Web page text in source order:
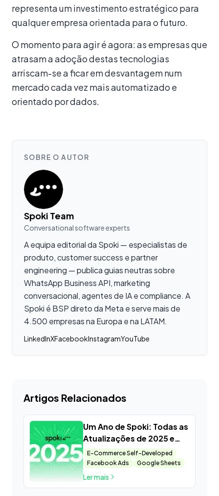
representa um investimento estratégico para
qualquer empresa orientada para o futuro.
O momento para agir é agora: as empresas que
atrasam a adoção destas tecnologias
arriscam-se a ficar em desvantagem num
mercado cada vez mais automatizado e
orientado por dados.
SOBRE O AUTOR
Spoki Team
Conversational software experts
A equipa editorial da Spoki — especialistas de
produto, customer success e partner
engineering — publica guias neutras sobre
WhatsApp Business API, marketing
conversacional, agentes de IA e compliance. A
Spoki é BSP direto da Meta e serve mais de
4.500 empresas na Europa e na LATAM.
LinkedInXFacebookInstagramYouTube
Artigos Relacionados
Um Ano de Spoki: Todas as
Atualizações de 2025 e
Spoilers para o Futuro do
Marketing Conversacional
E-Commerce Self-Developed
Facebook Ads
Google Sheets
Ler mais